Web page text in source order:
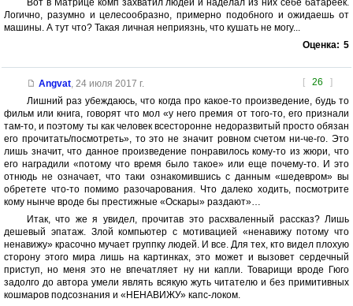
Вот в Матрице комп захватил людей и наделал из них себе батареек.
Логично, разумно и целесообразно, примерно подобного и ожидаешь от
машины. А тут что? Такая личная неприязнь, что кушать не могу...
Оценка: 5
[ 26 ]
Angvat, 24 июля 2017 г.
Лишний раз убеждаюсь, что когда про какое-то произведение, будь то
фильм или книга, говорят что мол «у него премия от того-то, его признали
там-то, и поэтому ты как человек всесторонне недоразвитый просто обязан
его прочитать/посмотреть», то это не значит ровном счетом ни-че-го. Это
лишь значит, что данное произведение понравилось кому-то из жюри, что
его наградили «потому что время было такое» или еще почему-то. И это
отнюдь не означает, что таки ознакомившись с данным «шедевром» вы
обретете что-то помимо разочарования. Что далеко ходить, посмотрите
кому нынче вроде бы престижные «Оскары» раздают»…
Итак, что же я увидел, прочитав это расхваленный рассказ? Лишь
дешевый эпатаж. Злой компьютер с мотивацией «ненавижу потому что
ненавижу» красочно мучает группку людей. И все. Для тех, кто видел плохую
сторону этого мира лишь на картинках, это может и вызовет сердечный
приступ, но меня это не впечатляет ну ни капли. Товарищи вроде Гюго
задолго до автора умели являть всякую жуть читателю и без примитивных
кошмаров подсознания и «НЕНАВИЖУ» капс-локом.